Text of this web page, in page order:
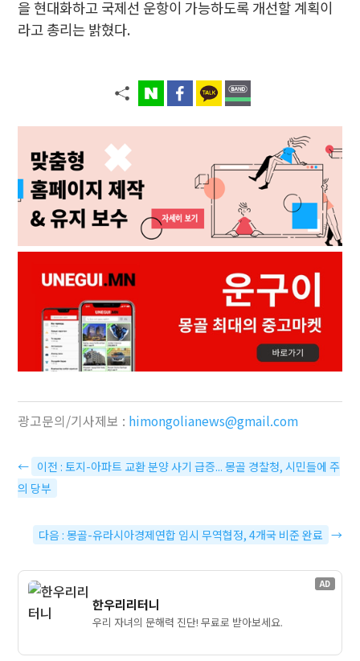
을 현대화하고 국제선 운항이 가능하도록 개선할 계획이
라고 총리는 밝혔다.
광고문의/기사제보 : himongolianews@gmail.com
← 이전 : 토지-아파트 교환 분양 사기 급증... 몽골 경찰청, 시민들에 주
의 당부
다음 : 몽골-유라시아경제연합 임시 무역협정, 4개국 비준 완료 →
AD
한우리리터니
우리 자녀의 문해력 진단! 무료로 받아보세요.